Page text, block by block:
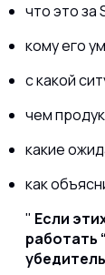
что это за
кому его
с какой
чем
какие
как
Если
работать